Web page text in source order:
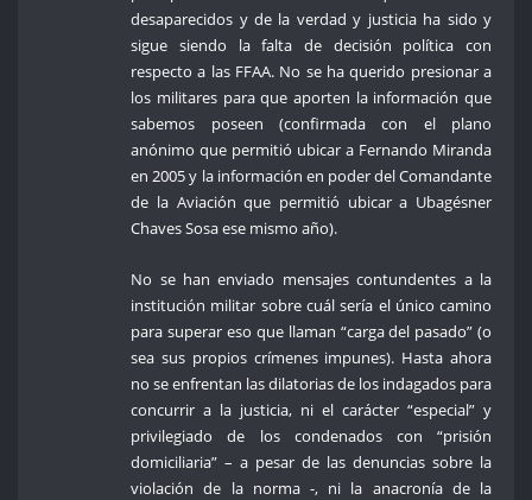
desaparecidos y de la verdad y justicia ha sido y
sigue siendo la falta de decisión política con
respecto a las FFAA. No se ha querido presionar a
los militares para que aporten la información que
sabemos poseen (confirmada con el plano
anónimo que permitió ubicar a Fernando Miranda
en 2005 y la información en poder del Comandante
de la Aviación que permitió ubicar a Ubagésner
Chaves Sosa ese mismo año).
No se han enviado mensajes contundentes a la
institución militar sobre cuál sería el único camino
para superar eso que llaman “carga del pasado” (o
sea sus propios crímenes impunes). Hasta ahora
no se enfrentan las dilatorias de los indagados para
concurrir a la justicia, ni el carácter “especial” y
privilegiado de los condenados con “prisión
domiciliaria” – a pesar de las denuncias sobre la
violación de la norma -, ni la anacronía de la